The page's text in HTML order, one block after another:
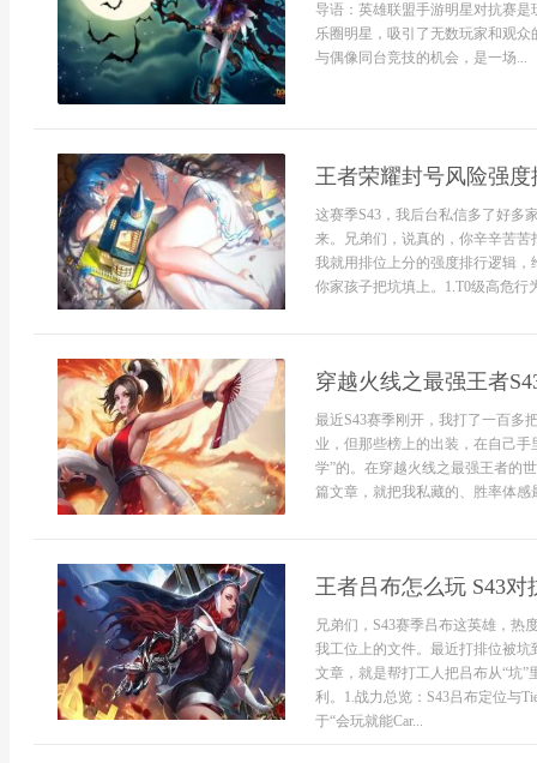
导语：英雄联盟手游明星对抗赛
乐圈明星，吸引了无数玩家和观
与偶像同台竞技的机会，是一场...
王者荣耀封号风险强
这赛季S43，我后台私信多了好多
来。兄弟们，说真的，你辛辛苦
我就用排位上分的强度排行逻辑，
你家孩子把坑填上。1.T0级高危
穿越火线之最强王者
最近S43赛季刚开，我打了一百多
业，但那些榜上的出装，在自己
学”的。在穿越火线之最强王者的
篇文章，就把我私藏的、胜率体感
王者吕布怎么玩 S43
兄弟们，S43赛季吕布这英雄，热
我工位上的文件。最近打排位被
文章，就是帮打工人把吕布从“坑
利。1.战力总览：S43吕布定位与
于“会玩就能Car...